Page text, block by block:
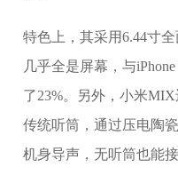
特色上，其采用6.44寸
几乎全是屏幕，与
了23%。另外，小米
传统听筒，通过压电陶
机身导声，无听筒也能接